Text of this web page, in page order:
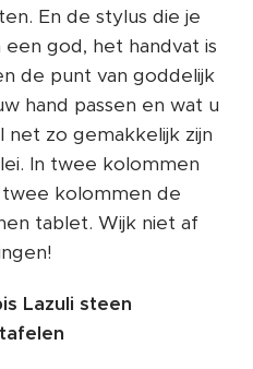
En de stylus die je
god, het handvat is
de punt van goddelijk
hand passen en wat u
zo gemakkelijk zijn
In twee kolommen
kolommen de
tablet. Wijk niet af
Lazuli steen